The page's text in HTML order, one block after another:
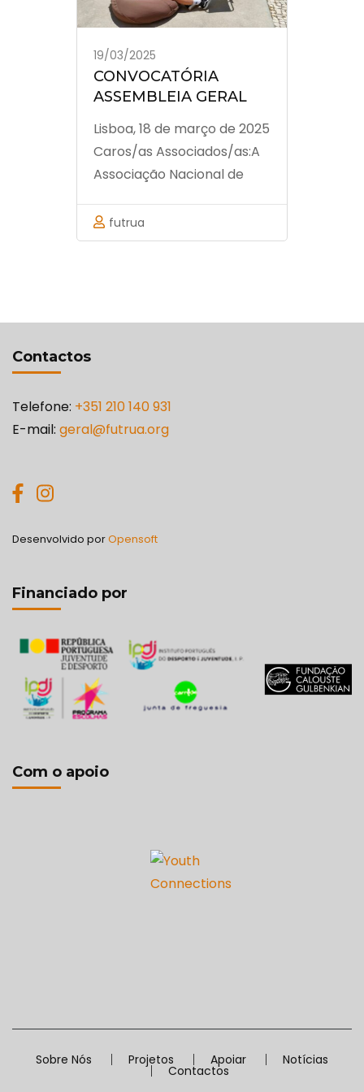
pelas 19h00m, nas
Carnide, sitas na …
19/03/2025
CONVOCATÓRIA
ASSEMBLEIA GERAL
Lisboa, 18 de março de 2025
Caros/as Associados/as:A
Associação Nacional de
presente, convocar
todos/as os/as
futrua
Contactos
Telefone: +351 210 140 931
E-mail: geral@futrua.org
Desenvolvido porOpensoft
Financiado por
Com o apoio
Sobre Nós Projetos Apoiar Notícias
Contactos